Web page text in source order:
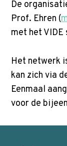
De
Prof. Ehren (
met het
Het netwerk
kan zich via
Eenmaal
voor de